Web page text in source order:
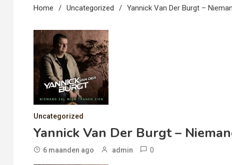
Home Uncategorized Yannick Van Der Burgt –
Uncategorized
Yannick Van Der Burgt –
6 maanden ago admin 0